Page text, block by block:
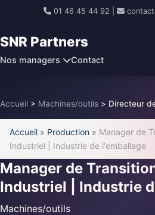
01 46 45 44 92
SNR Partners
Nos managers Contact
Accueil > Machines/outils > Directeur
Accueil » Production » Manager de
Industriel | Industrie de l'emballage
Manager de
Industriel | Industrie
Machines/outils